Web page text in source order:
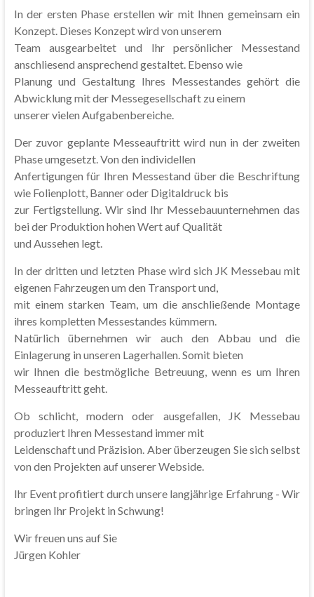
In der ersten Phase erstellen wir mit Ihnen gemeinsam ein
Konzept. Dieses Konzept wird von unserem
Team ausgearbeitet und Ihr persönlicher Messestand
anschliesend ansprechend gestaltet. Ebenso wie
Planung und Gestaltung Ihres Messestandes gehört die
Abwicklung mit der Messegesellschaft zu einem
unserer vielen Aufgabenbereiche.
Der zuvor geplante Messeauftritt wird nun in der zweiten
Phase umgesetzt. Von den individellen
Anfertigungen für Ihren Messestand über die Beschriftung
wie Folienplott, Banner oder Digitaldruck bis
zur Fertigstellung. Wir sind Ihr Messebauunternehmen das
bei der Produktion hohen Wert auf Qualität
und Aussehen legt.
In der dritten und letzten Phase wird sich JK Messebau mit
eigenen Fahrzeugen um den Transport und,
mit einem starken Team, um die anschließende Montage
ihres kompletten Messestandes kümmern.
Natürlich übernehmen wir auch den Abbau und die
Einlagerung in unseren Lagerhallen. Somit bieten
wir Ihnen die bestmögliche Betreuung, wenn es um Ihren
Messeauftritt geht.
Ob schlicht, modern oder ausgefallen, JK Messebau
produziert Ihren Messestand immer mit
Leidenschaft und Präzision. Aber überzeugen Sie sich selbst
von den Projekten auf unserer Webside.
Ihr Event profitiert durch unsere langjährige Erfahrung - Wir
bringen Ihr Projekt in Schwung!
Wir freuen uns auf Sie
Jürgen Kohler